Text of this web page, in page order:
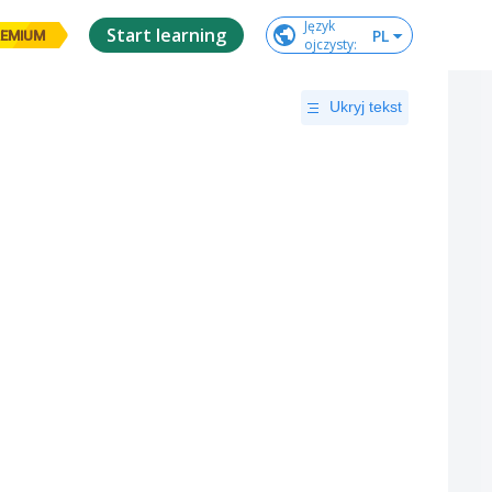
Start learning
Język
ojczysty: PL
Ukryj tekst